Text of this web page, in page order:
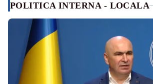
POLITICA INTERNA - LOCALA